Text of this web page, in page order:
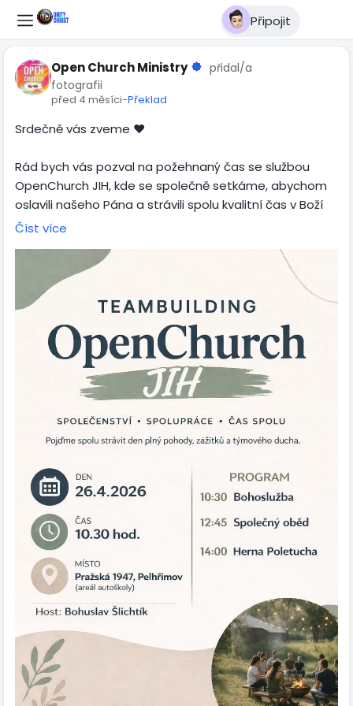
Připojit
Open Church Ministry
přidal/a
fotografii
před 4 měsíci-Překlad
Srdečně vás zveme ❤️
Rád bych vás pozval na požehnaný čas se službou
OpenChurch JIH, kde se společně setkáme, abychom
oslavili našeho Pána a strávili spolu kvalitní čas v Boží
přítomnosti.
🕊️ Už zítra
Přijďte takoví, jací jste. Čeká nás společenství, chvály,
povzbuzení i sdílení.
Těšíme se na vás 🙏
Číst více